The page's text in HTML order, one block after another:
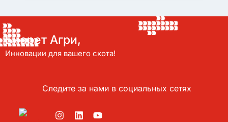
Биорет Агри,
Инновации для вашего скота!
Следите за нами в социальных сетях